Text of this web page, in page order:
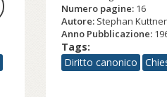
Numero pagine: 16
Autore: Stephan Kuttner
Anno Pubblicazione:
Tags:
Diritto canonico